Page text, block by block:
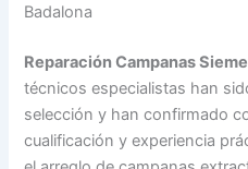
Badalona
Reparación Campanas
técnicos especialistas han
selección y han confirmado
cualificación y experiencia